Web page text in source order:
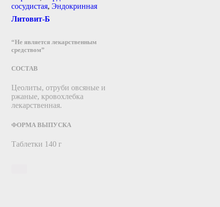
сосудистая, Эндокринная
Литовит-Б
“Не является лекарственным
средством”
СОСТАВ
Цеолиты, отруби овсяные и
ржаные, кровохлебка
лекарственная.
ФОРМА ВЫПУСКА
Таблетки 140 г